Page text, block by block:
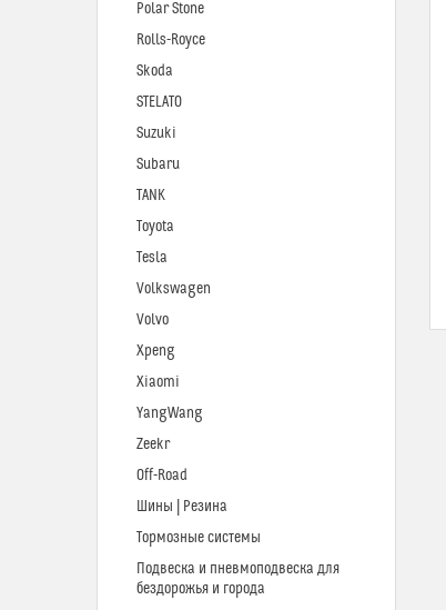
Polar Stone
Rolls-Royce
Skoda
STELATO
Suzuki
Subaru
TANK
Toyota
Tesla
Volkswagen
Volvo
Xpeng
Xiaomi
YangWang
Zeekr
Off-Road
Шины | Резина
Тормозные системы
Подвеска и пневмоподвеска для
бездорожья и города